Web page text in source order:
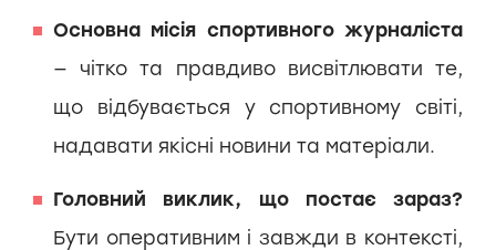
Основна місія спортивного журналіста
— чітко та правдиво висвітлювати те,
що відбувається у спортивному світі,
надавати якісні новини та матеріали.
Головний виклик, що постає зараз?
Бути оперативним і завжди в контексті,